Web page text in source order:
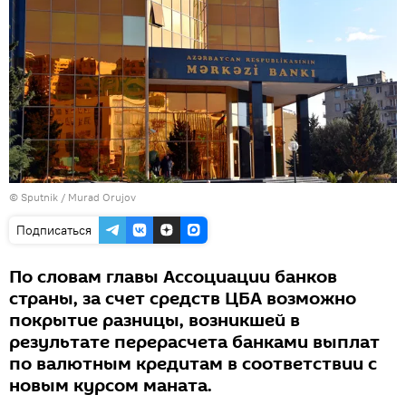
© Sputnik / Murad Orujov
Подписаться
По словам главы Ассоциации банков
страны, за счет средств ЦБА возможно
покрытие разницы, возникшей в
результате перерасчета банками выплат
по валютным кредитам в соответствии с
новым курсом маната.